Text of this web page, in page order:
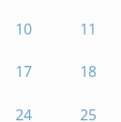
10 11
17 18
24 25